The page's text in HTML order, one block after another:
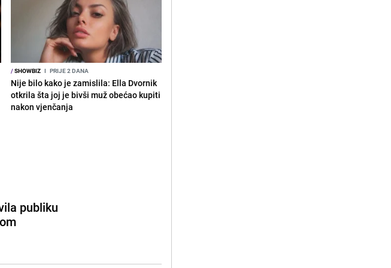
/SHOWBIZ I PRIJE 2 DANA
Nije bilo kako je zamislila: Ella Dvornik
otkrila šta joj je bivši muž obećao kupiti
nakon vjenčanja
publiku